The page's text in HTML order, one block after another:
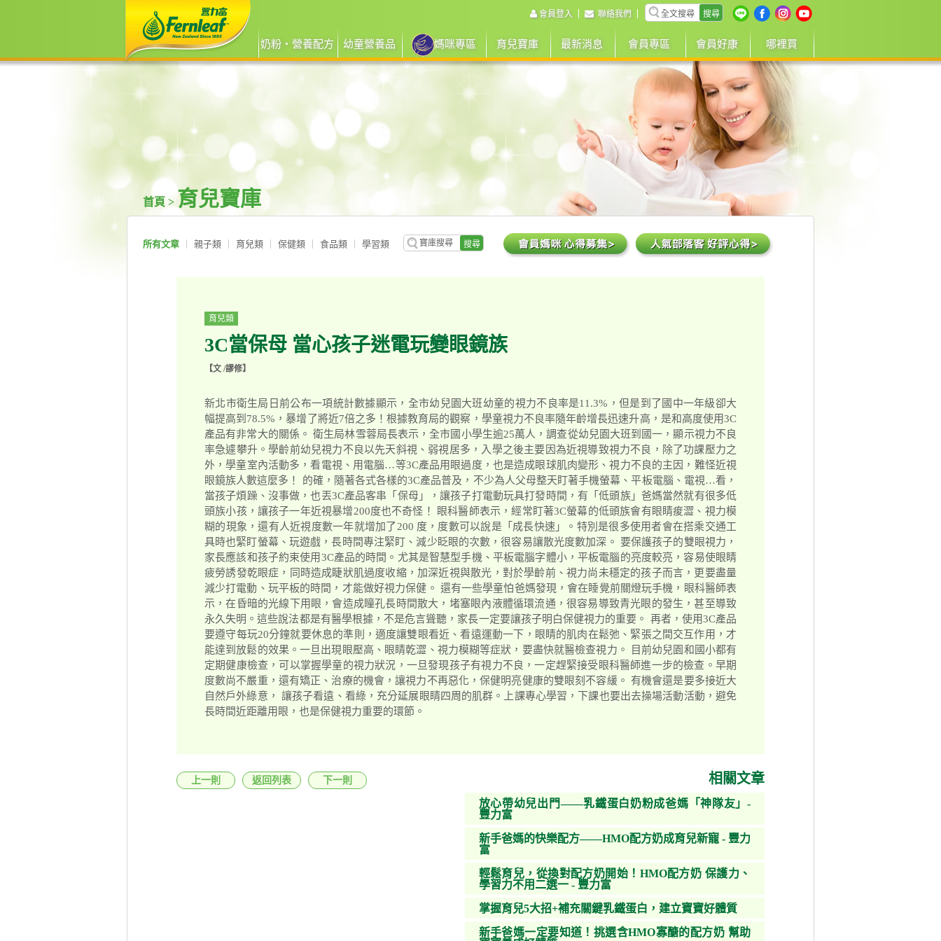
會員登入 聯絡我們 搜尋
奶粉‧營養配方 幼童營養品 媽咪專區 育兒寶庫 最新消息 會員專區 會員好康 哪裡買
首頁 > 育兒寶庫
所有文章 親子類 育兒類 保健類 食品類 學習類 搜尋
育兒類
3C當保母 當心孩子迷電玩變眼鏡族
【文 /謬修】
新北市衛生局日前公布一項統計數據顯示，全市幼兒園大班幼童的視力不良率是11.3%，但是到了國中一年級卻大
幅提高到78.5%，暴增了將近7倍之多！根據教育局的觀察，學童視力不良率隨年齡增長迅速升高，是和高度使用3C
產品有非常大的關係。 衛生局林雪蓉局長表示，全市國小學生逾25萬人，調查從幼兒園大班到國一，顯示視力不良
率急遽攀升。學齡前幼兒視力不良以先天斜視、弱視居多，入學之後主要因為近視導致視力不良，除了功課壓力之
外，學童室內活動多，看電視、用電腦…等3C產品用眼過度，也是造成眼球肌肉變形、視力不良的主因，難怪近視
眼鏡族人數這麼多！ 的確，隨著各式各樣的3C產品普及，不少為人父母整天盯著手機螢幕、平板電腦、電視…看，
當孩子煩躁、沒事做，也丟3C產品客串「保母」，讓孩子打電動玩具打發時間，有「低頭族」爸媽當然就有很多低
頭族小孩，讓孩子一年近視暴增200度也不奇怪！ 眼科醫師表示，經常盯著3C螢幕的低頭族會有眼睛痠澀、視力模
糊的現象，還有人近視度數一年就增加了200 度，度數可以說是「成長快速」。特別是很多使用者會在搭乘交通工
具時也緊盯螢幕、玩遊戲，長時間專注緊盯、減少眨眼的次數，很容易讓散光度數加深。 要保護孩子的雙眼視力，
家長應該和孩子約束使用3C產品的時間。尤其是智慧型手機、平板電腦字體小，平板電腦的亮度較亮，容易使眼睛
疲勞誘發乾眼症，同時造成睫狀肌過度收縮，加深近視與散光，對於學齡前、視力尚未穩定的孩子而言，更要盡量
減少打電動、玩平板的時間，才能做好視力保健。 還有一些學童怕爸媽發現，會在睡覺前關燈玩手機，眼科醫師表
示，在昏暗的光線下用眼，會造成瞳孔長時間散大，堵塞眼內液體循環流通，很容易導致青光眼的發生，甚至導致
永久失明。這些說法都是有醫學根據，不是危言聳聽，家長一定要讓孩子明白保健視力的重要。 再者，使用3C產品
要遵守每玩20分鐘就要休息的準則，適度讓雙眼看近、看遠運動一下，眼睛的肌肉在鬆弛、緊張之間交互作用，才
能達到放鬆的效果。一旦出現眼壓高、眼睛乾澀、視力模糊等症狀，要盡快就醫檢查視力。 目前幼兒園和國小都有
定期健康檢查，可以掌握學童的視力狀況，一旦發現孩子有視力不良，一定趕緊接受眼科醫師進一步的檢查。早期
度數尚不嚴重，還有矯正、治療的機會，讓視力不再惡化，保健明亮健康的雙眼刻不容緩。 有機會還是要多接近大
自然戶外綠意， 讓孩子看遠、看綠，充分延展眼睛四周的肌群。上課專心學習，下課也要出去操場活動活動，避免
長時間近距離用眼，也是保健視力重要的環節。
上一則 返回列表 下一則 相關文章
放心帶幼兒出門——乳鐵蛋白奶粉成爸媽「神隊友」-
豐力富
新手爸媽的快樂配方——HMO配方奶成育兒新寵 - 豐力
富
輕鬆育兒，從換對配方奶開始！HMO配方奶 保護力、
學習力不用二選一 - 豐力富
掌握育兒5大招+補充關鍵乳鐵蛋白，建立寶寶好體質
新手爸媽一定要知道！挑選含HMO寡醣的配方奶 幫助